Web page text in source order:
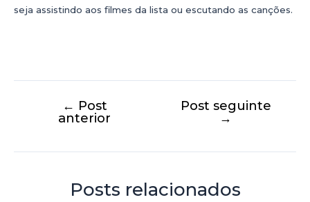
seja assistindo aos filmes da lista ou escutando as canções.
← Post
anterior
Post seguinte
→
Posts relacionados